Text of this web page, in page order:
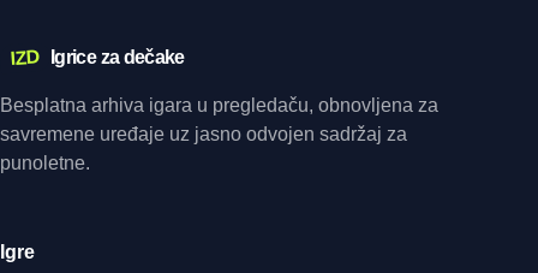
IZD Igrice za dečake
Besplatna arhiva igara u pregledaču, obnovljena za
savremene uređaje uz jasno odvojen sadržaj za
punoletne.
Igre